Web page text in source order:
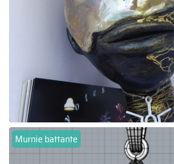
Murnie battante